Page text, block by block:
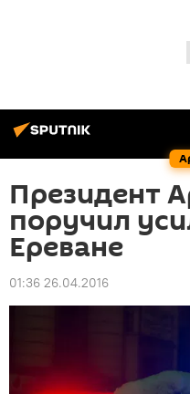
Президент
поручил
Ереване
01:36 26.04.2016